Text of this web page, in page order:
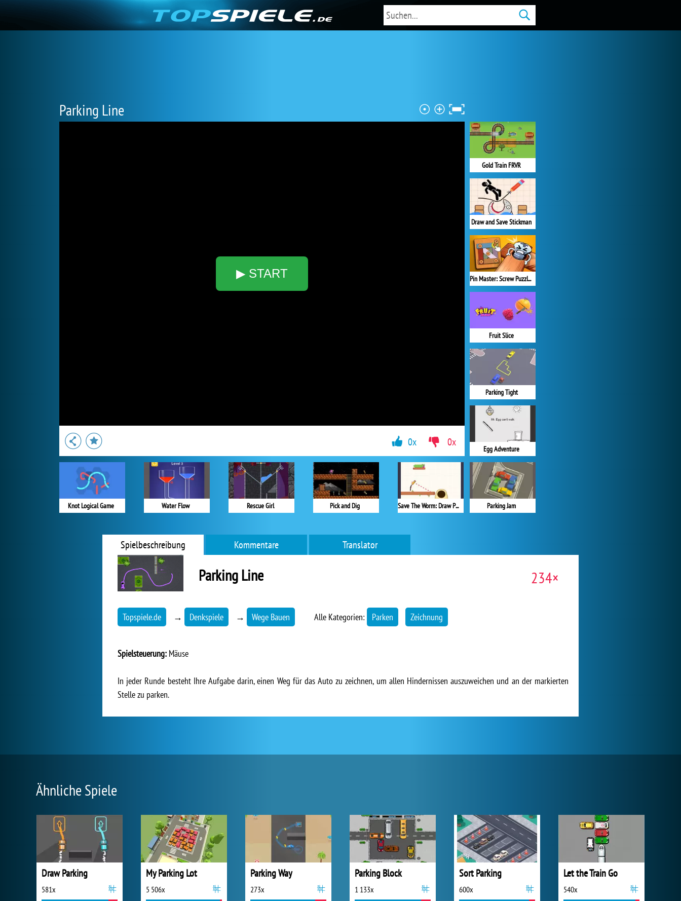
Parking Line
▶ START
Gold Train FRVR
Draw and Save Stickman
Pin Master: Screw Puzzle Quest
Fruit Slice
Parking Tight
Egg Adventure
Parking Jam
Knot Logical Game Water Flow Rescue Girl Pick and Dig Save The Worm: Draw Puzzle
0x 0x
Spielbeschreibung Kommentare Translator
Parking Line 234×
Topspiele.de → Denkspiele → Wege Bauen Alle Kategorien: Parken Zeichnung
Spielsteuerung: Mäuse
In jeder Runde besteht Ihre Aufgabe darin, einen Weg für das Auto zu zeichnen, um allen Hindernissen auszuweichen und an der markierten
Stelle zu parken.
Ähnliche Spiele
Draw Parking
581x
My Parking Lot
5 506x
Parking Way
273x
Parking Block
1 133x
Sort Parking
600x
Let the Train Go
540x